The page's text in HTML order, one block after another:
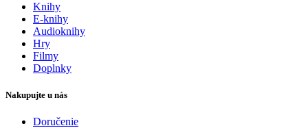
Knihy
E-knihy
Audioknihy
Hry
Filmy
Doplnky
Nakupujte u nás
Doručenie